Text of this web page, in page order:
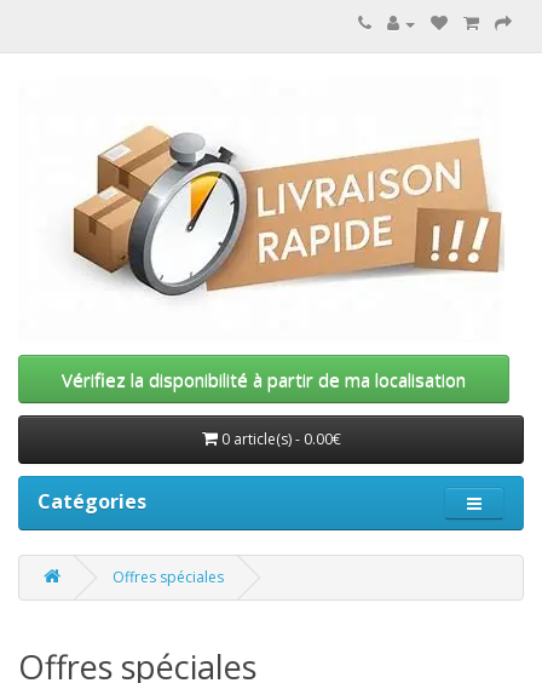
Vérifiez la disponibilité à partir de ma localisation
0 article(s) - 0.00€
Catégories
Offres spéciales
Offres spéciales